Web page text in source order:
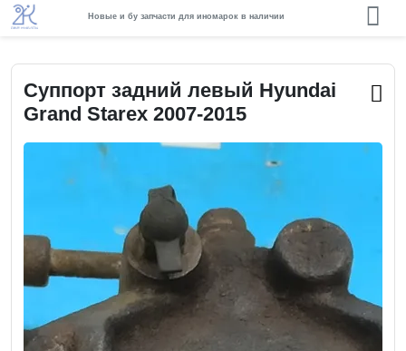
Новые и бу запчасти для иномарок в наличии
Суппорт задний левый Hyundai
Grand Starex 2007-2015